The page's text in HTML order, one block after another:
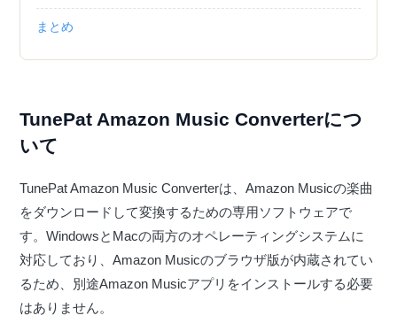
まとめ
TunePat Amazon Music Converterにつ
いて
TunePat Amazon Music Converterは、Amazon Musicの楽曲
をダウンロードして変換するための専用ソフトウェアで
す。WindowsとMacの両方のオペレーティングシステムに
対応しており、Amazon Musicのブラウザ版が内蔵されてい
るため、別途Amazon Musicアプリをインストールする必要
はありません。